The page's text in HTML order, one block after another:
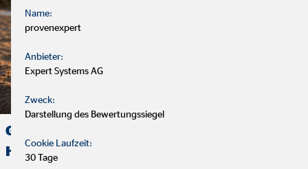
Gemeinsam mehr bewegen – Teamgeist, der
Hoffnung schenkt
Name:
provenexpert
Anbieter:
Expert Systems AG
Zweck:
Darstellung des Bewertungssiegel
Cookie Laufzeit:
30 Tage